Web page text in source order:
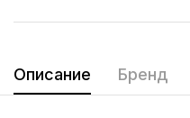
Описание Бренд